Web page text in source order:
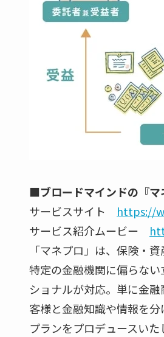
■ブロードマインドの『マ
サービスサイト https://
サービス紹介ムービー
「マネプロ」は、保険・
特定の金融機関に偏らな
ショナルが対応。単に金
客様と金融知識や情報を
プランをプロデュースいた